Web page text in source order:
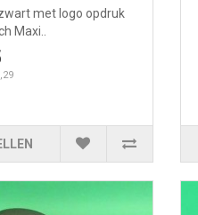
met logo opdruk
Maxi..